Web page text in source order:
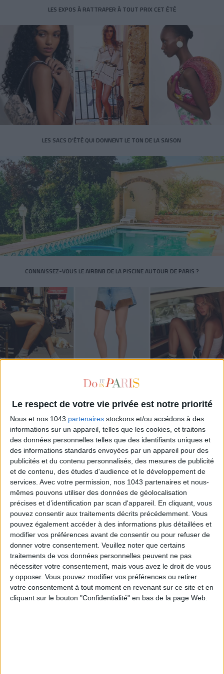
Le respect de votre vie privée est notre priorité
Nous et nos 1043 partenaires stockons et/ou accédons à des
informations sur un appareil, telles que les cookies, et traitons
des données personnelles telles que des identifiants uniques et
des informations standards envoyées par un appareil pour des
publicités et du contenu personnalisés, des mesures de publicité
et de contenu, des études d'audience et le développement de
services. Avec votre permission, nos 1043 partenaires et nous-
mêmes pouvons utiliser des données de géolocalisation
précises et d’identification par scan d'appareil. En cliquant, vous
pouvez consentir aux traitements décrits précédemment. Vous
pouvez également accéder à des informations plus détaillées et
modifier vos préférences avant de consentir ou pour refuser de
donner votre consentement. Veuillez noter que certains
traitements de vos données personnelles peuvent ne pas
nécessiter votre consentement, mais vous avez le droit de vous
y opposer. Vous pouvez modifier vos préférences ou retirer
votre consentement à tout moment en revenant sur ce site et en
cliquant sur le bouton "Confidentialité" en bas de la page Web.
LES EXPOS À RATTRAPER À TOUT PRIX CET ÉTÉ
LES SACS D’ÉTÉ QUI DONNENT LE TON DE LA SAISON
CONNAISSEZ-VOUS LE AIRBNB DE LA PISCINE AUTOUR DE PARIS ?
LES SNEAKERS STARS DE L’ÉTÉ
Inscrivez-vous à notre newsletter
S'INSCRIRE